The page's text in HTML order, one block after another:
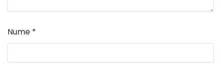
Nume *